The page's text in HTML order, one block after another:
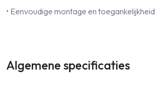
• Eenvoudige montage en toegankelijkheid
Algemene specificaties